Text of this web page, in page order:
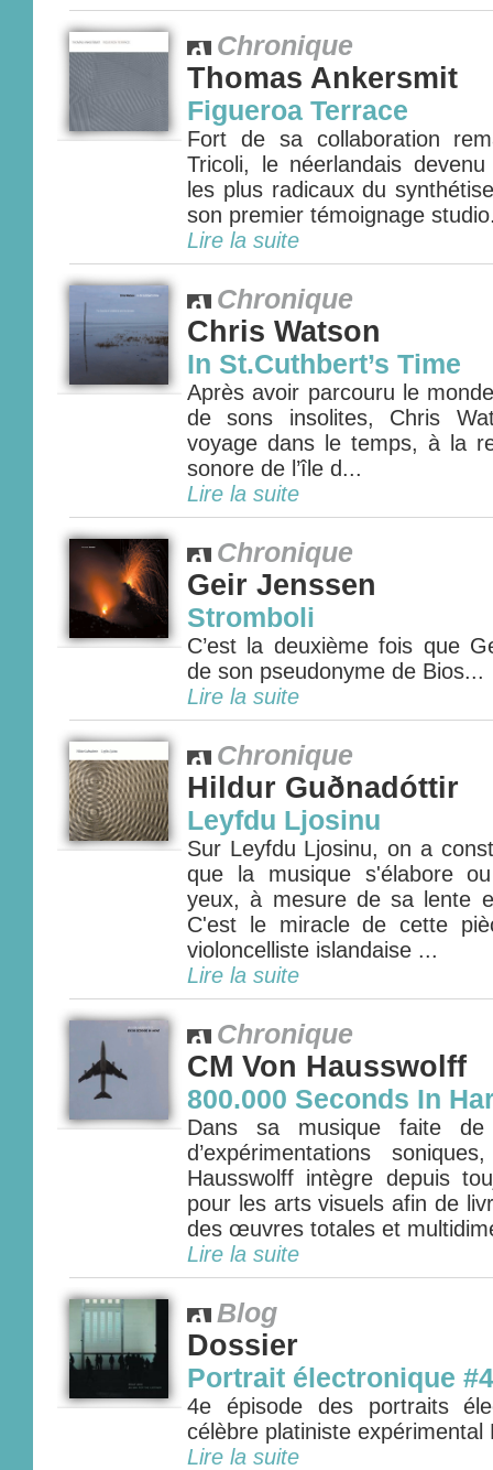
Chronique
Thomas Ankersmit
Figueroa Terrace
Fort de sa collaboration
Tricoli, le néerlandais
les plus radicaux du
son premier témoignage
Lire la suite
Chronique
Chris Watson
In St.Cuthbert’s Time
Après avoir parcouru le
de sons insolites, Chris
voyage dans le temps, à la
sonore de l’île d...
Lire la suite
Chronique
Geir Jenssen
Stromboli
C’est la deuxième fois que
de son pseudonyme de Bios...
Lire la suite
Chronique
Hildur Guðnadóttir
Leyfdu Ljosinu
Sur Leyfdu Ljosinu, on a
que la musique s'élabore
yeux, à mesure de sa lente
C'est le miracle de cette
violoncelliste islandaise ...
Lire la suite
Chronique
CM Von Hausswolff
800.000 Seconds In
Dans sa musique faite
d’expérimentations
Hausswolff intègre depuis
pour les arts visuels afin de
des œuvres totales et
Lire la suite
Blog
Dossier
Portrait électronique
4e épisode des portraits
célèbre platiniste expérimental
Lire la suite